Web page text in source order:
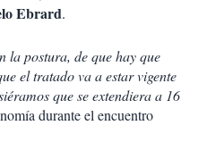
Ebrard.
la postura, de que hay que
el tratado va a estar vigente
que se extendiera a 16
durante el encuentro